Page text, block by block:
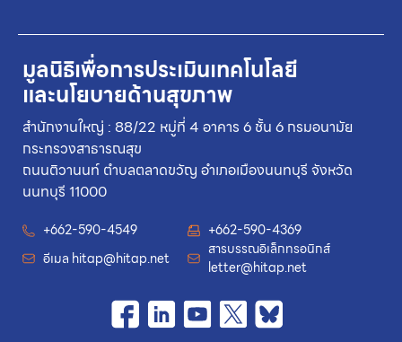
มูลนิธิเพื่อการประเมินเทคโนโลยี
และนโยบายด้านสุขภาพ
สำนักงานใหญ่ : 88/22 หมู่ที่ 4 อาคาร 6 ชั้น 6 กรมอนามัย
กระทรวงสาธารณสุข
ถนนติวานนท์ ตำบลตลาดขวัญ อำเภอเมืองนนทบุรี จังหวัด
นนทบุรี 11000
+662-590-4549
+662-590-4369
อีเมล hitap@hitap.net
สารบรรณอิเล็กทรอนิกส์
letter@hitap.net